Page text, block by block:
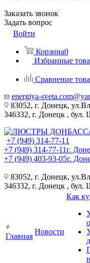
Заказать звонок
Задать вопрос
Войти
Корзина0
Избранные
Сравнение
energiya-
83052, г. Донецк,
346332, г. Донецк , бул.
+7 (949) 314-77-11
+7 (949) 314-77-11г.
+7 (949) 403-93-05г.
83052, г. Донецк,
346332, г. Донецк , бул.
Главная
Новости
Как